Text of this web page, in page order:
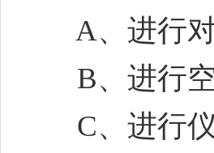
A、进行对
B、进行空
C、进行仪